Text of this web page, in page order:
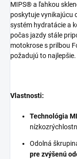
MIPS® a ľahkou
poskytuje vynikajúcu
systém hydratácie a
počas jazdy stále
motokrose s prilbou
požadujú to najlepšie.
Vlastnosti:
Technológia
Odolná
pre zvýšenú